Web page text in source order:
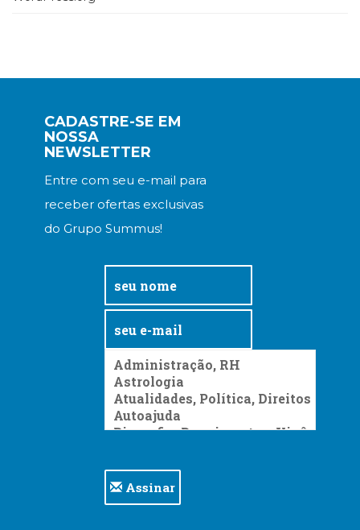
CADASTRE-SE EM
NOSSA
NEWSLETTER
Entre com seu e-mail para
receber ofertas exclusivas
do Grupo Summus!
Assinar